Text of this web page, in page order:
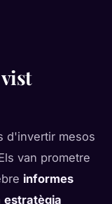
d'invertir mesos
van prometre
informes
estratègia